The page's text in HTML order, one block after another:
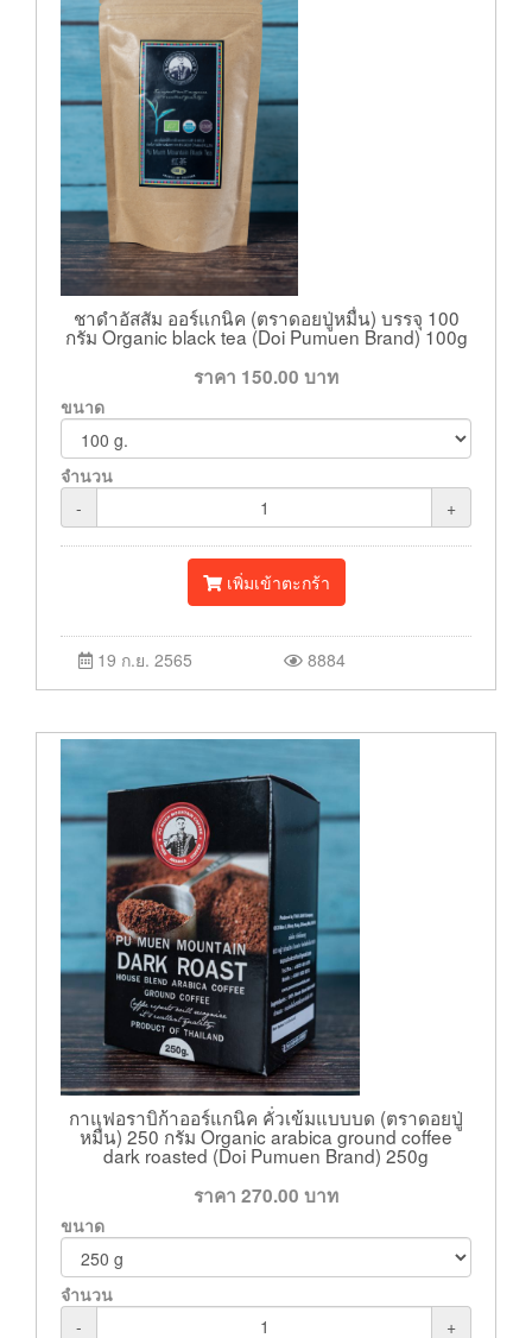
ชาดำอัสสัม ออร์แกนิค (ตราดอยปู่หมื่น) บรรจุ 100
กรัม Organic black tea (Doi Pumuen Brand) 100g
ราคา 150.00 บาท
ขนาด
จำนวน
-
+
เพิ่มเข้าตะกร้า
19 ก.ย. 2565 8884
กาแฟอราบิก้าออร์แกนิค คั่วเข้มแบบบด (ตราดอยปู่
หมื่น) 250 กรัม Organic arabica ground coffee
dark roasted (Doi Pumuen Brand) 250g
ราคา 270.00 บาท
ขนาด
จำนวน
-
+